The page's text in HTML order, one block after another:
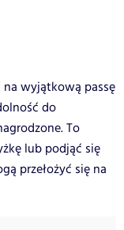
wyjątkową passę
do
To
lub podjąć się
przełożyć się na